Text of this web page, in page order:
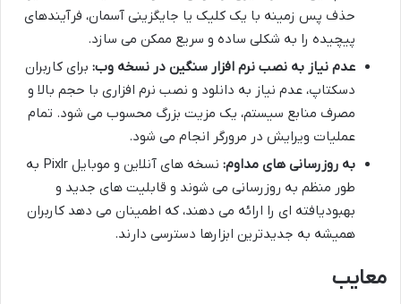
حذف پس زمینه با یک کلیک یا جایگزینی آسمان، فرآیندهای
پیچیده را به شکلی ساده و سریع ممکن می سازد.
عدم نیاز به نصب نرم افزار سنگین در نسخه وب: برای کاربران
دسکتاپ، عدم نیاز به دانلود و نصب نرم افزاری با حجم بالا و
مصرف منابع سیستم، یک مزیت بزرگ محسوب می شود. تمام
عملیات ویرایش در مرورگر انجام می شود.
به روزرسانی های مداوم:
نسخه های آنلاین و موبایل Pixlr به
طور منظم به روزرسانی می شوند و قابلیت های جدید و
بهبودیافته ای را ارائه می دهند، که اطمینان می دهد کاربران
همیشه به جدیدترین ابزارها دسترسی دارند.
معایب